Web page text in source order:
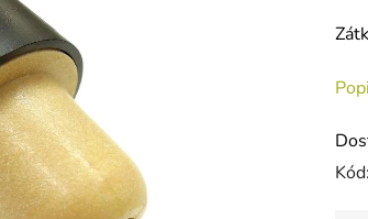
0,0
z
Kód: